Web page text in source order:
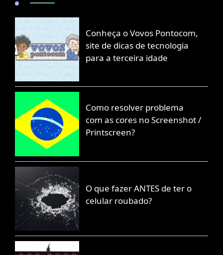
Conheça o Vovos Pontocom,
site de dicas de tecnologia
para a terceira idade
Como resolver problema
com as cores no Screenshot /
Printscreen?
O que fazer ANTES de ter o
celular roubado?